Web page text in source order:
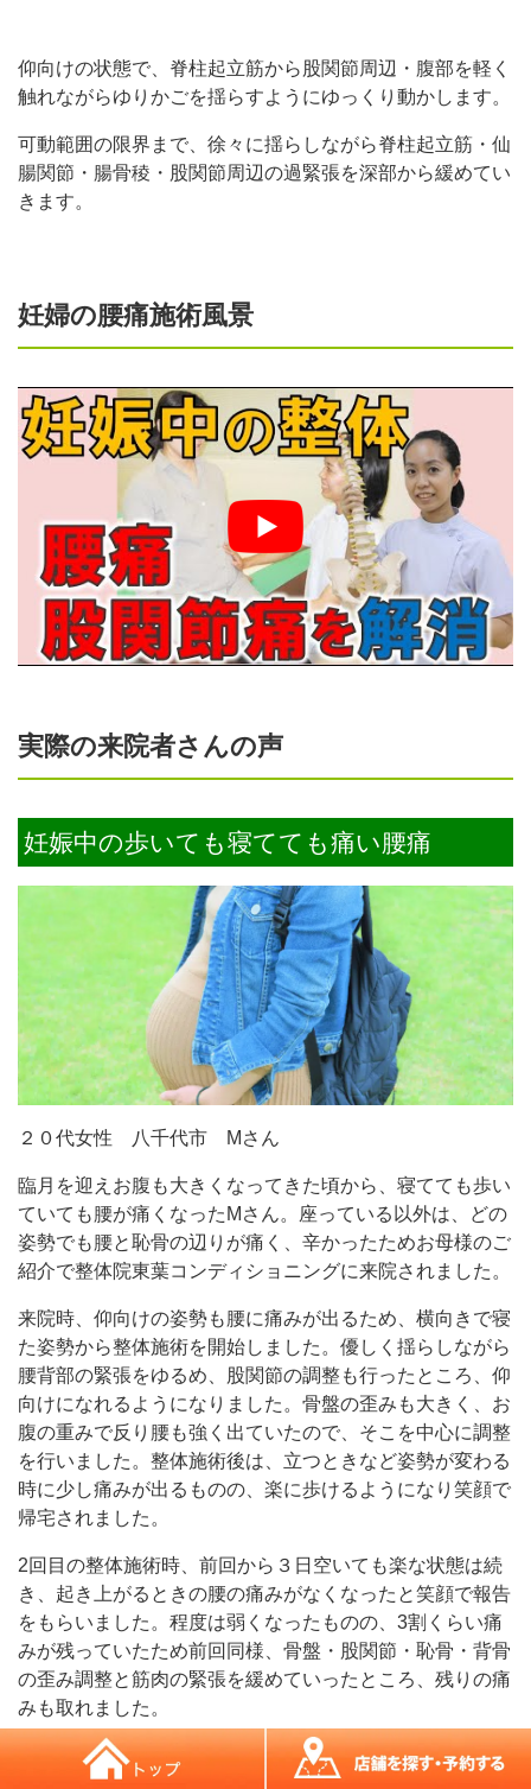
仰向けの状態で、脊柱起立筋から股関節周辺・腹部を軽く
触れながらゆりかごを揺らすようにゆっくり動かします。
可動範囲の限界まで、徐々に揺らしながら脊柱起立筋・仙
腸関節・腸骨稜・股関節周辺の過緊張を深部から緩めてい
きます。
妊婦の腰痛施術風景
実際の来院者さんの声
妊娠中の歩いても寝てても痛い腰痛
２０代女性 八千代市 Mさん
臨月を迎えお腹も大きくなってきた頃から、寝てても歩い
ていても腰が痛くなったMさん。座っている以外は、どの
姿勢でも腰と恥骨の辺りが痛く、辛かったためお母様のご
紹介で整体院東葉コンディショニングに来院されました。
来院時、仰向けの姿勢も腰に痛みが出るため、横向きで寝
た姿勢から整体施術を開始しました。優しく揺らしながら
腰背部の緊張をゆるめ、股関節の調整も行ったところ、仰
向けになれるようになりました。骨盤の歪みも大きく、お
腹の重みで反り腰も強く出ていたので、そこを中心に調整
を行いました。整体施術後は、立つときなど姿勢が変わる
時に少し痛みが出るものの、楽に歩けるようになり笑顔で
帰宅されました。
2回目の整体施術時、前回から３日空いても楽な状態は続
き、起き上がるときの腰の痛みがなくなったと笑顔で報告
をもらいました。程度は弱くなったものの、3割くらい痛
みが残っていたため前回同様、骨盤・股関節・恥骨・背骨
の歪み調整と筋肉の緊張を緩めていったところ、残りの痛
みも取れました。
自分で骨盤の歪みをそろえられる体操をお教えして、予定
日まで過ごしてもらうようアドバイスを行いました。